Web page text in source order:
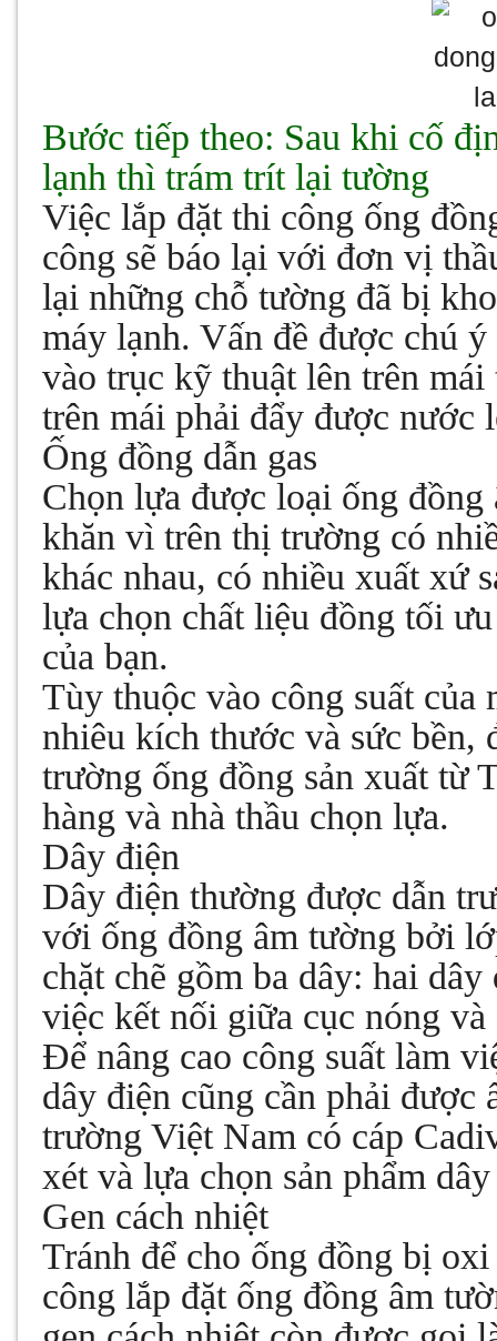
Bước tiếp theo: Sau khi cố
lạnh thì trám trít lại tường
Việc lắp đặt thi công ống
công sẽ báo lại với đơn vị
lại những chỗ tường đã bị
máy lạnh. Vấn đề được chú
vào trục kỹ thuật lên trên
trên mái phải đẩy được nước
Ống đồng dẫn gas
Chọn lựa được loại ống
khăn vì trên thị trường có
khác nhau, có nhiều xuất xứ
lựa chọn chất liệu đồng tối
của bạn.
Tùy thuộc vào công suất của
nhiêu kích thước và sức bền,
trường ống đồng sản xuất từ
hàng và nhà thầu chọn lựa.
Dây điện
Dây điện thường được dẫn
với ống đồng âm tường bởi
chặt chẽ gồm ba dây: hai
việc kết nối giữa cục nóng
Để nâng cao công suất làm
dây điện cũng cần phải
trường Việt Nam có cáp
xét và lựa chọn sản phẩm
Gen cách nhiệt
Tránh để cho ống đồng bị
công lắp đặt ống đồng âm